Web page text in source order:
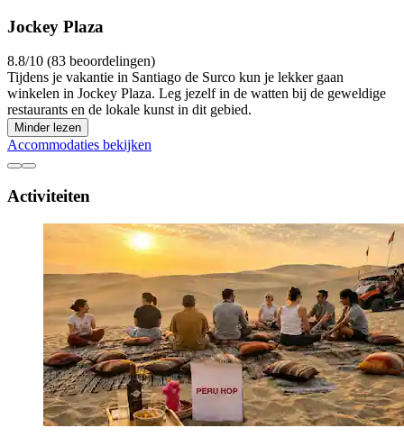
Jockey Plaza
8.8/10 (83 beoordelingen)
Tijdens je vakantie in Santiago de Surco kun je lekker gaan
winkelen in Jockey Plaza. Leg jezelf in de watten bij de geweldige
restaurants en de lokale kunst in dit gebied.
Minder lezen
Accommodaties bekijken
Activiteiten